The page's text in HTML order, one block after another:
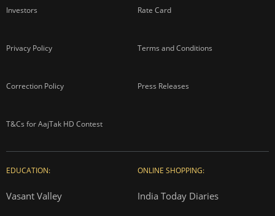
Investors Rate Card
Privacy Policy Terms and Conditions
Correction Policy Press Releases
T&Cs for AajTak HD Contest
EDUCATION:
Vasant Valley
ONLINE SHOPPING:
India Today Diaries